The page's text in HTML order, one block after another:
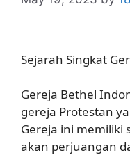
Sejarah Singkat
Gereja Bethel
gereja Protestan
Gereja ini memiliki
akan perjuangan